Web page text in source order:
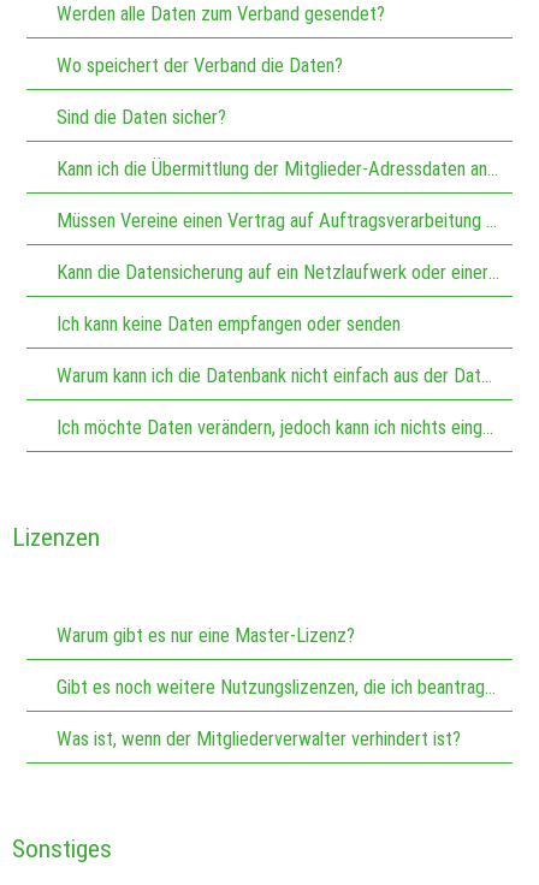
Werden alle Daten zum Verband gesendet?
Wo speichert der Verband die Daten?
Sind die Daten sicher?
Kann ich die Übermittlung der Mitglieder-Adressdaten an den Verband ausschließen?
Müssen Vereine einen Vertrag auf Auftragsverarbeitung mit dem RSB abschließen, wenn sie RSB-ZMI benutzen?
Kann die Datensicherung auf ein Netzlaufwerk oder einer Cloud abgelegt werden?
Ich kann keine Daten empfangen oder senden
Warum kann ich die Datenbank nicht einfach aus der Datensicherung überschreiben?
Ich möchte Daten verändern, jedoch kann ich nichts eingeben
Lizenzen
Warum gibt es nur eine Master-Lizenz?
Gibt es noch weitere Nutzungslizenzen, die ich beantragen kann?
Was ist, wenn der Mitgliederverwalter verhindert ist?
Sonstiges